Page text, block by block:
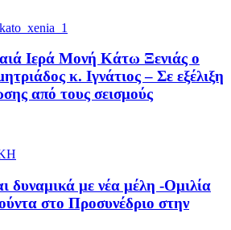
Ιερά Μονή Κάτω Ξενιάς ο
κ. Ιγνάτιος – Σε εξέλιξη
από τους σεισμούς
δυναμικά με νέα μέλη -Ομιλία
στο Προσυνέδριο στην